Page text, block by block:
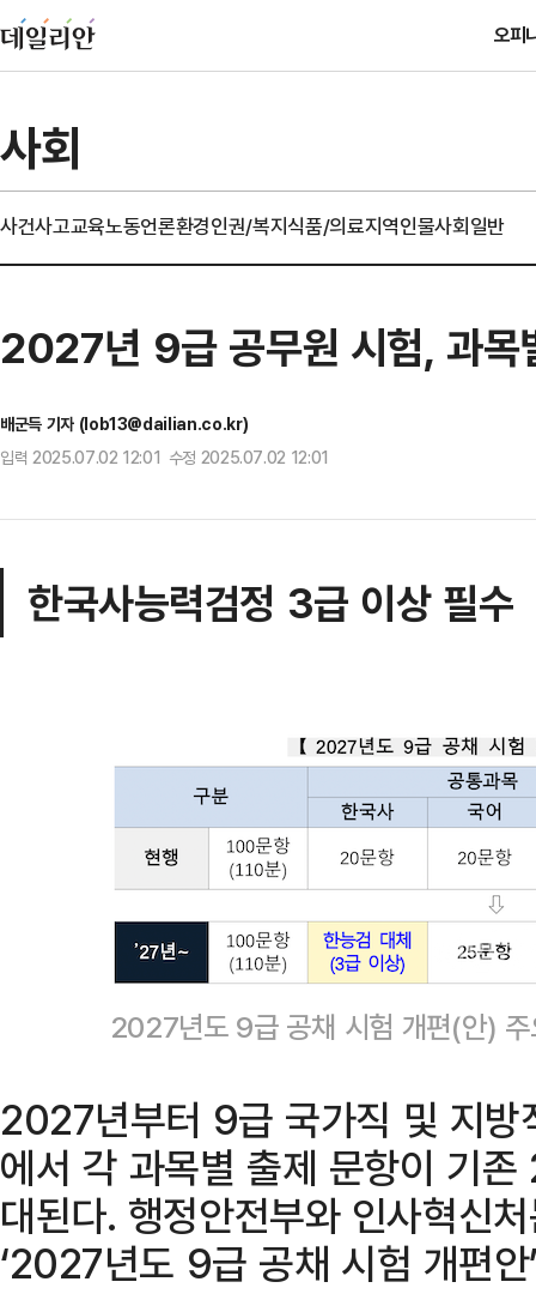
오피
사회
사건사고교육노동언론환경인권/복지식품/의료지역인물사회일반
2027년 9급 공무원 시험, 과목
배군득 기자 (lob13@dailian.co.kr)
입력 2025.07.02 12:01 수정 2025.07.02 12:01
한국사능력검정 3급 이상 필수
2027년도 9급 공채 시험 개편(안)
2027년부터 9급 국가직 및 지방
에서 각 과목별 출제 문항이 기
대된다. 행정안전부와 인사혁신
‘2027년도 9급 공채 시험 개편